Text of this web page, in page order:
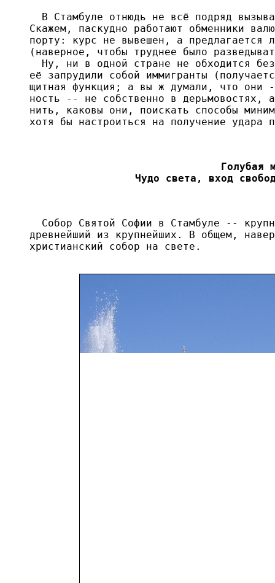
В Стамбуле отнюдь не всё подряд
Скажем, паскудно работают обменники
порту: курс не вывешен, а предлагается
(наверное, чтобы труднее было
Ну, ни в одной стране не обходится
её запрудили собой иммигранты
щитная функция; а вы ж думали, что
ность -- не собственно в дерьмовостях,
нить, каковы они, поискать способы
хотя бы настроиться на получение удара
Голубая
Чудо света, вход
Собор Святой Софии в Стамбуле --
древнейший из крупнейших. В общем,
христианский собор на свете.